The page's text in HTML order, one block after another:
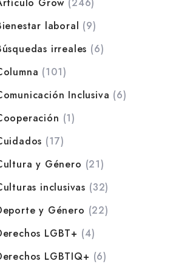
laboral (9)
irreales (6)
(101)
Inclusiva (6)
(1)
(17)
y Género (21)
inclusivas (32)
y Género (22)
LGBT+ (4)
LGBTIQ+ (6)